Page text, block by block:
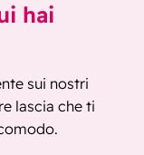
hai
sui nostri
lascia che ti